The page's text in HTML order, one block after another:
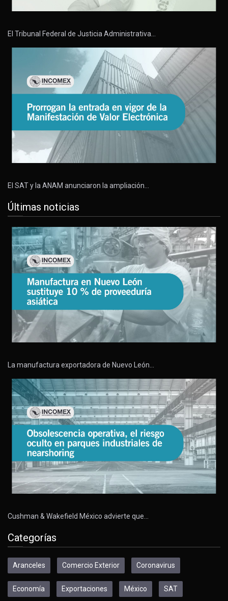
El Tribunal Federal de Justicia Administrativa…
El SAT y la ANAM anunciaron la ampliación…
Últimas noticias
La manufactura exportadora de Nuevo León…
Cushman & Wakefield México advierte que…
Categorías
Aranceles Comercio Exterior Coronavirus
Economía Exportaciones México SAT